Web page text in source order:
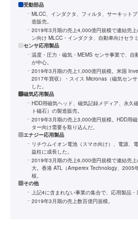
受動部品
MLCC、インダクタ、フィルタ、サーキット
造販売。
2019年3月期の売上4,000億円規模で連結売
ン向け MLCC・インダクタ、自動車向けセラ
センサ応用製品
温度・圧力・磁気・MEMS センサ事業で、自
が中心。
2019年3月期の売上1,000億円規模。米国
2017年買収）・スイス Micronas（磁気セン
した。
磁気応用製品
HDD用磁気ヘッド、磁気記録メディア、永久
ト磁石）の製造販売。
2019年3月期の売上3,000億円規模。HDD用
ター向け需要を取り込んだ。
エナジー応用製品
リチウムイオン電池（スマホ向け）、電源、
益柱に成長した。
2019年3月期の売上6,000億円規模で連結売
大。香港 ATL（Amperex Technology、2005
核。
その他
上記4に含まれない事業の集合で、応用製品・
2019年3月期の売上数百億円規模。